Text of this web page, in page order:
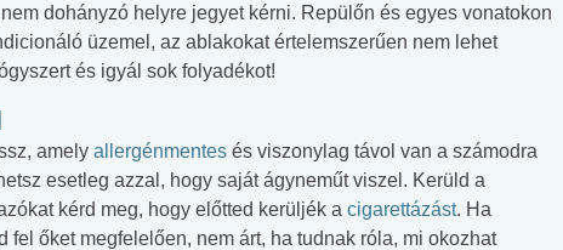
dohányzó helyre jegyet kérni. Repülőn és egyes vonatokon
üzemel, az ablakokat értelemszerűen nem lehet
és igyál sok folyadékot!
amely allergénmentes és viszonylag távol van a számodra
esetleg azzal, hogy saját ágyneműt viszel. Kerüld a
kérd meg, hogy előtted kerüljék a cigarettázást. Ha
fel őket megfelelően, nem árt, ha tudnak róla, mi okozhat